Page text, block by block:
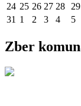
24 25 26 27 28 29
31 1 2 3 4 5
Zber